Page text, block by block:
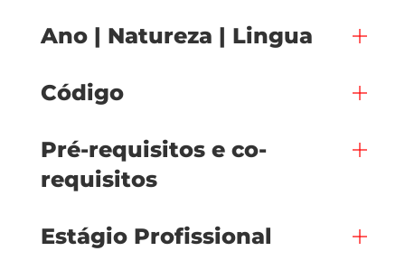
Ano | Natureza | Lingua
Código
Pré-requisitos e co-
requisitos
Estágio Profissional